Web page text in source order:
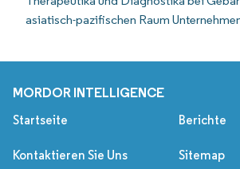
asiatisch-pazifischen Raum
MORDOR INTELLIGENCE
Startseite Berichte
Kontaktieren Sie Uns Sitemap